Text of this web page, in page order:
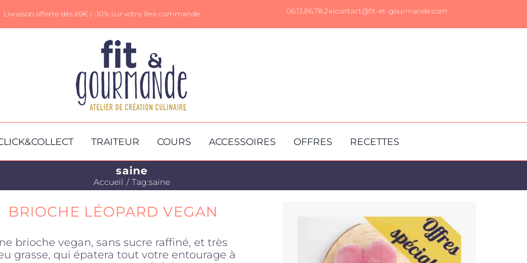
Livraison offerte dès 69€ | -10% sur votre 1ère commande 06.13.86.78.24|contact@fit-et-gourmande.com
TRAITEUR COURS ACCESSOIRES OFFRES RECETTES
saine
Accueil Tag:saine
BRIOCHE LÉOPARD VEGAN
brioche vegan, sans sucre raffiné, et très
grasse, qui épatera tout votre entourage à